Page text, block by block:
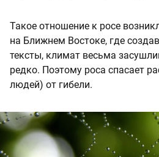
Такое отношение к росе
на Ближнем Востоке, где
тексты, климат весьма
редко. Поэтому роса спасает
людей) от гибели.